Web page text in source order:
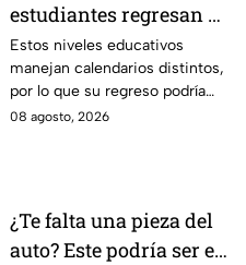
estudiantes regresan a
clases; este es el
calendario escolar
2026-2027; ¿afectará a
Guanajuato?
Estos niveles educativos
manejan calendarios distintos,
por lo que su regreso podría
ser antes o después.
08 agosto, 2026
¿Te falta una pieza del
auto? Este podría ser el